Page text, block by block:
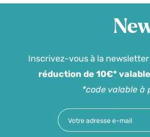
Inscrivez-vous à la
réduction de 10€*
*code valable